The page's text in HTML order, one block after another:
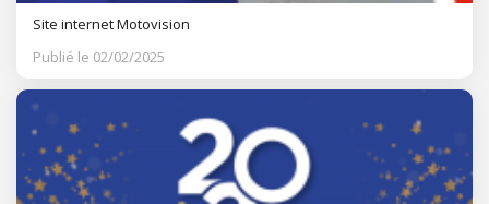
Site internet Motovision
Publié le 02/02/2025